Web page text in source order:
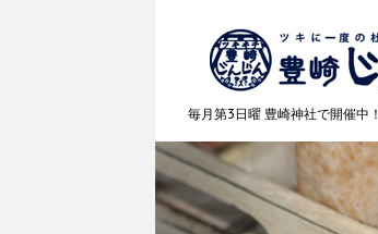
毎月第3日曜 豊崎神社で開催中！